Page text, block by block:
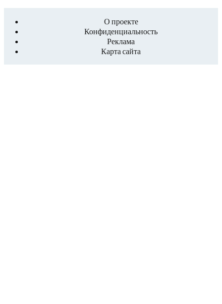
О проекте
Конфиденциальность
Реклама
Карта сайта